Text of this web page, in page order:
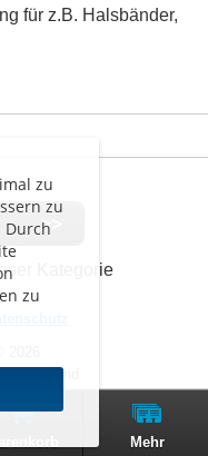
zu
zu
Durch
zu
für z.B. Halsbänder,
>>
Kategorie
Versand
Mehr